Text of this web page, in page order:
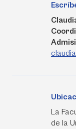
La
de la